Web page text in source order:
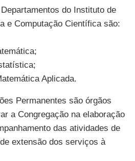
do Instituto de
e Computação Científica são:
Aplicada.
Permanentes são órgãos
a Congregação na elaboração
das atividades de
extensão dos serviços à